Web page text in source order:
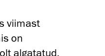
viimast
on
algatatud.